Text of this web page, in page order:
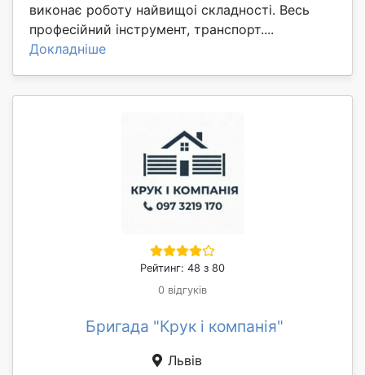
виконає роботу найвищоі складності. Весь
професійний інструмент, транспорт....
Докладніше
Рейтинг: 48 з 80
0 відгуків
Бригада "Крук і компанія"
Львів